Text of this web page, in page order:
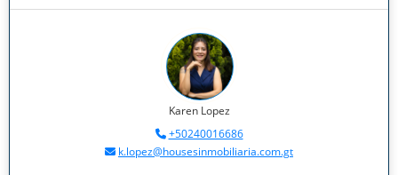
Karen Lopez
+50240016686
k.lopez@housesinmobiliaria.com.gt